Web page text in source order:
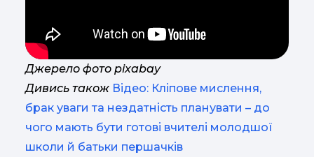
Джерело фото pixabay
Дивись також Відео: Кліпове мислення,
брак уваги та нездатність планувати – до
чого мають бути готові вчителі молодшої
школи й батьки першачків